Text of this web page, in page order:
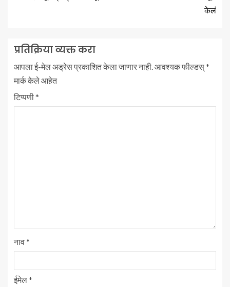
केलं
प्रतिक्रिया व्यक्त करा
आपला ई-मेल अड्रेस प्रकाशित केला जाणार नाही.आवश्यक फील्डस्*
मार्क केले आहेत
टिप्पणी*
नाव*
ईमेल*